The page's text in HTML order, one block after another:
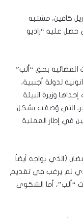
كافين، مشتبه
حصل عليه “راديو
القضائية بحق “ألب”
لدولة أجنبية،
وزيرة البيئة
التي وُصفت بشكل
في إطار العملية
(الذي يواجه أيضاً
لم يرغب في تقديم
“ألب”، أما الشكوى